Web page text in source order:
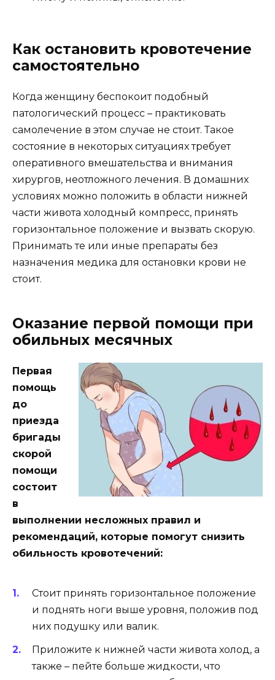
Как остановить кровотечение
самостоятельно
Когда женщину беспокоит подобный
патологический процесс – практиковать
самолечение в этом случае не стоит. Такое
состояние в некоторых ситуациях требует
оперативного вмешательства и внимания
хирургов, неотложного лечения. В домашних
условиях можно положить в области нижней
части живота холодный компресс, принять
горизонтальное положение и вызвать скорую.
Принимать те или иные препараты без
назначения медика для остановки крови не
стоит.
Оказание первой помощи при
обильных месячных
Первая
помощь
до
приезда
бригады
скорой
помощи
состоит
в
выполнении несложных правил и
рекомендаций, которые помогут снизить
обильность кровотечений:
Стоит принять горизонтальное положение
и поднять ноги выше уровня, положив под
них подушку или валик.
Приложите к нижней части живота холод, а
также – пейте больше жидкости, что